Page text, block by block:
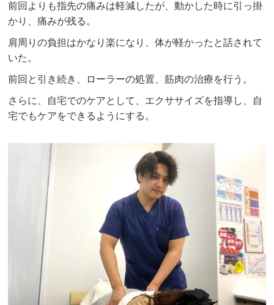
前回よりも指先の痛みは軽減したが、動かした時に引っ掛
かり、痛みが残る。
肩周りの負担はかなり楽になり、体が軽かったと話されて
いた。
前回と引き続き、ローラーの処置、筋肉の治療を行う。
さらに、自宅でのケアとして、エクササイズを指導し、自
宅でもケアをできるようにする。